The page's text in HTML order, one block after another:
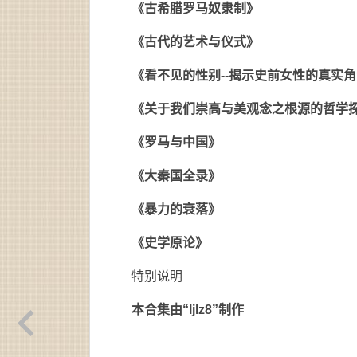
《古希腊罗马奴隶制》
《古代的艺术与仪式》
《看不见的性别--揭示史前女性的真实角
《关于我们崇高与美观念之根源的哲学
《罗马与中国》
《大秦国全录》
《暴力的衰落》
《史学原论》
特别说明
本合集由“ljlz8”制作